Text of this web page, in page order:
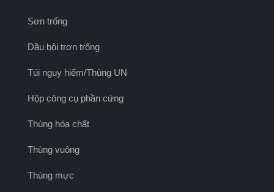
Sơn trống
Dầu bôi trơn trống
Túi nguy hiểm/Thùng UN
Hộp công cụ phần cứng
Thùng hóa chất
Thùng vuông
Thùng mực